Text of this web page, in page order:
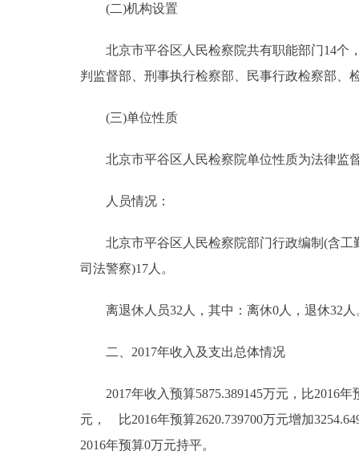
绿色北京
ENGLISH
DEUTSCH
ESPAÑOL
(二)机构设置
北京市平谷区人民检察院共有职能部门14个
判监督部、刑事执行检察部、民事行政检察部、
(三)单位性质
北京市平谷区人民检察院单位性质为法律监
人员情况：
北京市平谷区人民检察院部门行政编制(含工
司法警察)17人。
离退休人员32人，其中：离休0人，退休32人
二、2017年收入及支出总体情况
2017年收入预算5875.389145万元，比2016年
元， 比2016年预算2620.739700万元增加
2016年预算0万元持平。